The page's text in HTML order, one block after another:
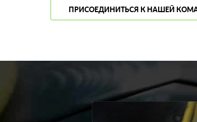
ПРИСОЕДИНИТЬСЯ К НАШЕЙ